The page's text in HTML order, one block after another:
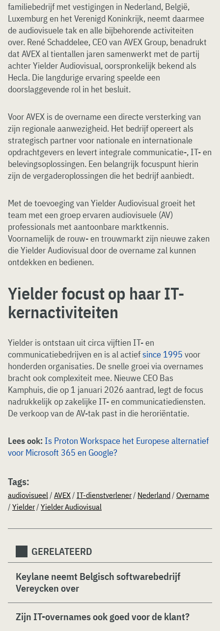
familiebedrijf met vestigingen in Nederland, België,
Luxemburg en het Verenigd Koninkrijk, neemt daarmee
de audiovisuele tak en alle bijbehorende activiteiten
over. René Schaddelee, CEO van AVEX Group, benadrukt
dat AVEX al tientallen jaren samenwerkt met de partij
achter Yielder Audiovisual, oorspronkelijk bekend als
Hecla. Die langdurige ervaring speelde een
doorslaggevende rol in het besluit.
Voor AVEX is de overname een directe versterking van
zijn regionale aanwezigheid. Het bedrijf opereert als
strategisch partner voor nationale en internationale
opdrachtgevers en levert integrale communicatie-, IT- en
belevingsoplossingen. Een belangrijk focuspunt hierin
zijn de vergaderoplossingen die het bedrijf aanbiedt.
Met de toevoeging van Yielder Audiovisual groeit het
team met een groep ervaren audiovisuele (AV)
professionals met aantoonbare marktkennis.
Voornamelijk de rouw- en trouwmarkt zijn nieuwe zaken
die Yielder Audiovisual door de overname zal kunnen
ontdekken en bedienen.
Yielder focust op haar IT-
kernactiviteiten
Yielder is ontstaan uit circa vijftien IT- en
communicatiebedrijven en is al actiefsince 1995 voor
honderden organisaties. De snelle groei via overnames
bracht ook complexiteit mee. Nieuwe CEO Bas
Kamphuis, die op 1 januari 2026 aantrad, legt de focus
nadrukkelijk op zakelijke IT- en communicatiediensten.
De verkoop van de AV-tak past in die heroriëntatie.
Lees ook: Is Proton Workspace het Europese alternatief
voor Microsoft 365 en Google?
Tags:
audiovisueel/ AVEX/ IT-dienstverlener/ Nederland/ Overname
/ Yielder/ Yielder Audiovisual
GERELATEERD
Keylane neemt Belgisch softwarebedrijf
Vereycken over
Zijn IT-overnames ook goed voor de klant?